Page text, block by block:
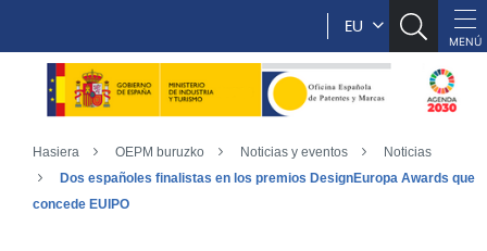
EU
Hasiera OEPM buruzko Noticias y eventos
Noticias
Dos españoles finalistas en los premios DesignEuropa Awards que
concede EUIPO